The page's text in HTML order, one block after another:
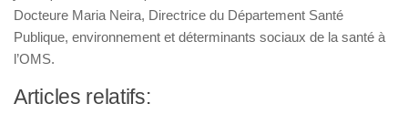
Docteure Maria Neira, Directrice du Département Santé
Publique, environnement et déterminants sociaux de la santé à
l’OMS.
Articles relatifs: